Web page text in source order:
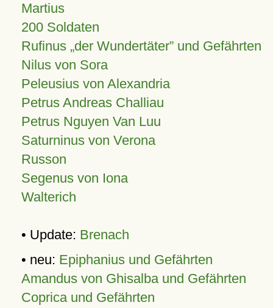
Martius
200 Soldaten
Rufinus „der Wundertäter” und Gefährten
Nilus von Sora
Peleusius von Alexandria
Petrus Andreas Challiau
Petrus Nguyen Van Luu
Saturninus von Verona
Russon
Segenus von Iona
Walterich
• Update: Brenach
• neu: Epiphanius und Gefährten
Amandus von Ghisalba und Gefährten
Coprica und Gefährten